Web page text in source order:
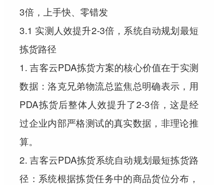
3倍，上手快、零错发
3.1 实测人效提升2-3倍，系统自动规划最短
拣货路径
1. 吉客云PDA拣货方案的核心价值在于实测
数据：洛克兄弟物流总监焦总明确表示，用
PDA拣货后整体人效提升了2-3倍，这是经
过企业内部严格测试的真实数据，非理论推
算。
2. 吉客云PDA拣货系统自动规划最短拣货路
径：系统根据拣货任务中的商品货位分布，